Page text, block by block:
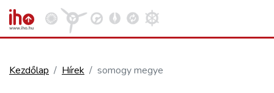
Kezdőlap Hírek somogy megye